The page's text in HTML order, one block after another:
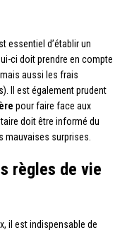
essentiel d’établir un
ci doit prendre en compte
aussi les frais
Il est également prudent
pour faire face aux
doit être informé du
mauvaises surprises.
règles de vie
il est indispensable de